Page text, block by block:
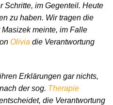
Schritte, im Gegenteil. Heute
zu haben. Wir tragen die
meinte, im Falle
Olivia die Verantwortung
Erklärungen gar nichts,
der sog. Therapie
die Verantwortung